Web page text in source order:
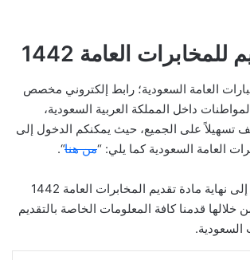
العامة 1442
العامة السعودية؛ رابط إلكتروني مخصص
داخل المملكة العربية السعودية،
تسهيلاً على الجميع، حيث يمكنكم الدخول إلى
العامة السعودية كما يلي: “من هنا“.
وهنا نكون قد وصلنا إلى نهاية مادة تقديم المخابرات العامة 1442
قدمنا ​​كافة المعلومات الخاصة بالتقديم
السعودية.